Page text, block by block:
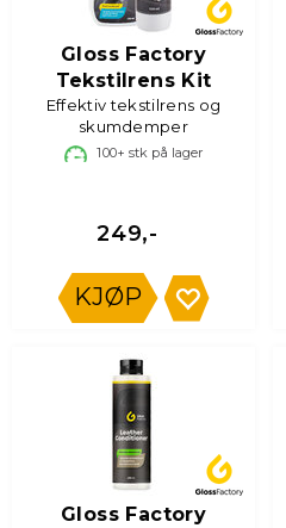
Gloss Factory
Tekstilrens Kit
Effektiv tekstilrens og
skumdemper
100+ stk på lager
249,-
KJØP
Gloss Factory